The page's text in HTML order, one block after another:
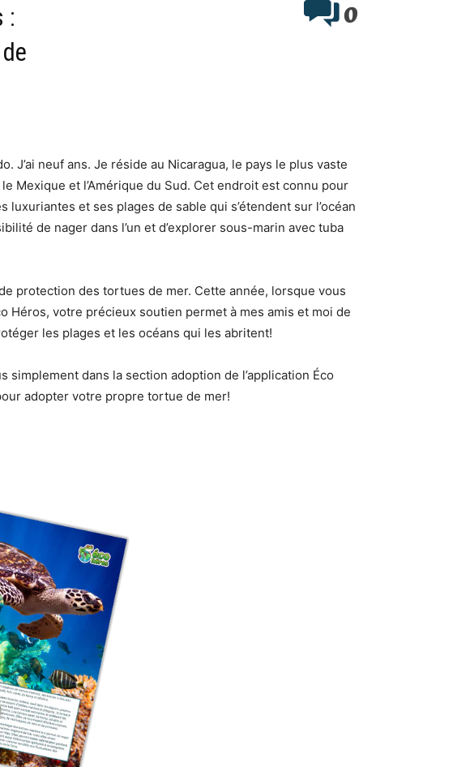
:
0
J’ai neuf ans. Je réside au Nicaragua, le pays le plus vaste
Mexique et l’Amérique du Sud. Cet endroit est connu pour
et ses plages de sable qui s’étendent sur l’océan
de nager dans l’un et d’explorer sous-marin avec tuba
protection des tortues de mer. Cette année, lorsque vous
Héros, votre précieux soutien permet à mes amis et moi de
les plages et les océans qui les abritent!
dans la section adoption de l’application Éco
adopter votre propre tortue de mer!